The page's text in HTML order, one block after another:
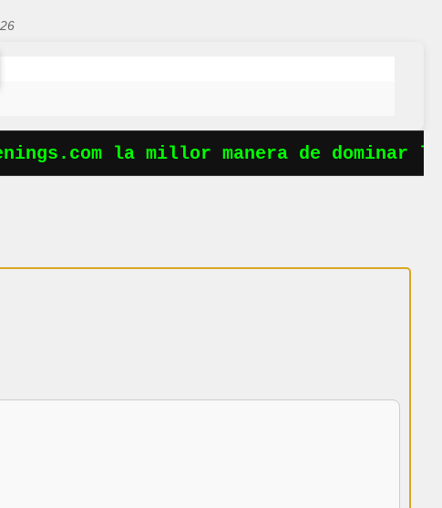
la millor manera de dominar